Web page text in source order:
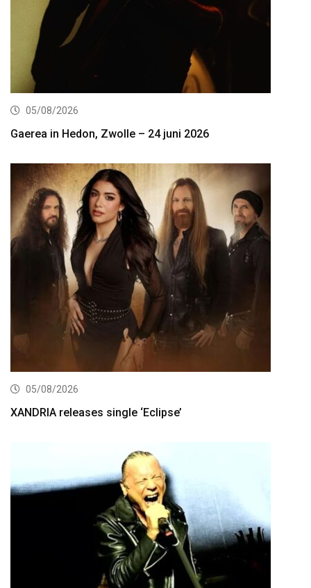
05/08/2026
Gaerea in Hedon, Zwolle – 24 juni 2026
05/08/2026
XANDRIA releases single ‘Eclipse’